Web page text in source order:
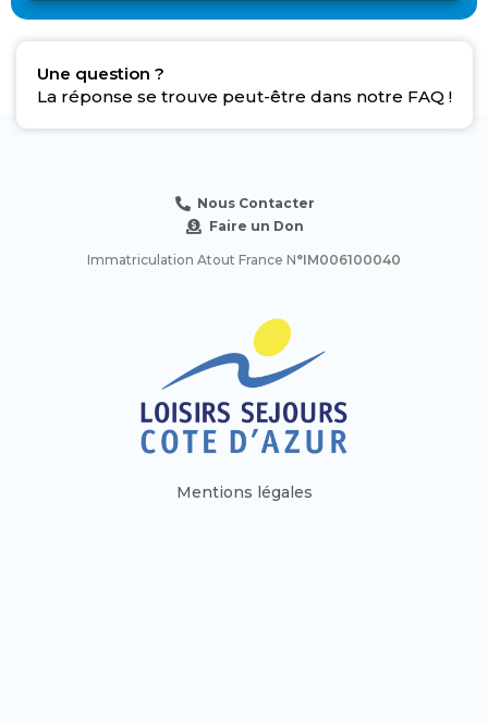
Une question ?
La réponse se trouve peut-être dans notre FAQ !
Nous Contacter
Faire un Don
Immatriculation Atout France N°IM006100040
Mentions légales